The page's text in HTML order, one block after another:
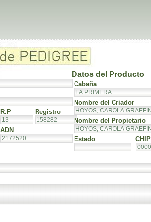
Datos del Producto
R.P Registro
ADN
Cabaña
Nombre del Criador
Nombre del Propietario
Estado CHIP